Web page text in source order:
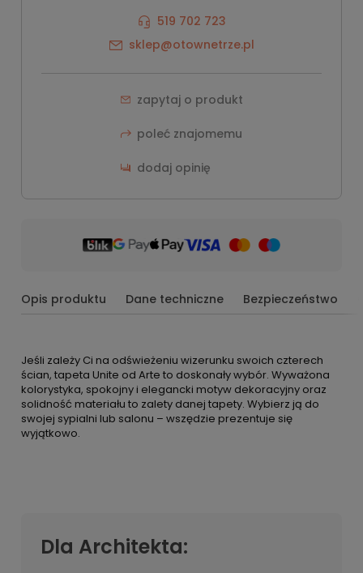
519 702 723
sklep@otownetrze.pl
zapytaj o produkt
poleć znajomemu
dodaj opinię
Opis produktu Dane techniczne Bezpieczeństwo
Jeśli zależy Ci na odświeżeniu wizerunku swoich czterech
ścian, tapeta Unite od Arte to doskonały wybór. Wyważona
kolorystyka, spokojny i elegancki motyw dekoracyjny oraz
solidność materiału to zalety danej tapety. Wybierz ją do
swojej sypialni lub salonu – wszędzie prezentuje się
wyjątkowo.
Dla Architekta: